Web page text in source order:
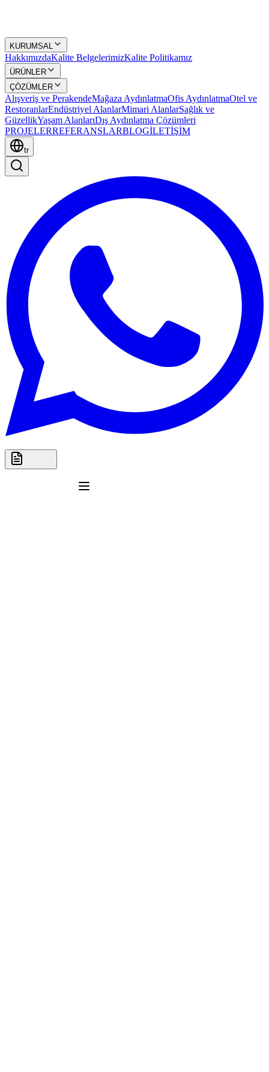
KURUMSAL
HakkımızdaKalite BelgelerimizKalite Politikamız
ÜRÜNLER
ÇÖZÜMLER
Alışveriş ve PerakendeMağaza AydınlatmaOfis AydınlatmaOtel ve
RestoranlarEndüstriyel AlanlarMimari AlanlarSağlık ve
GüzellikYaşam AlanlarıDış Aydınlatma Çözümleri
PROJELERREFERANSLARBLOGİLETİŞİM
tr